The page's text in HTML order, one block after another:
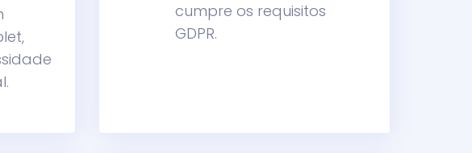
cumpre os requisitos
GDPR.